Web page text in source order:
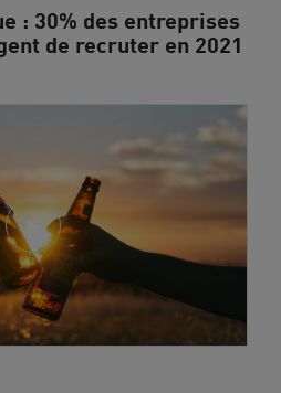
: 30% des entreprises
de recruter en 2021